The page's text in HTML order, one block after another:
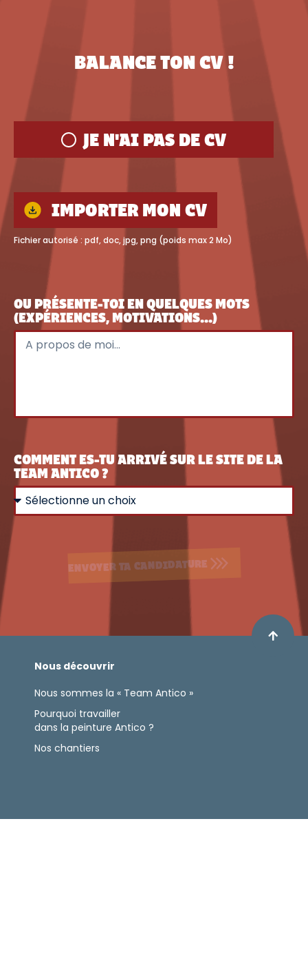
BALANCE TON CV !
JE N'AI PAS DE CV
IMPORTER MON CV
OU PRÉSENTE-TOI EN QUELQUES MOTS
(EXPÉRIENCES, MOTIVATIONS...)
COMMENT ES-TU ARRIVÉ SUR LE SITE DE LA
TEAM ANTICO ?
ENVOYER TA CANDIDATURE
Nous découvrir
Nous sommes la « Team Antico »
Pourquoi travailler
dans la peinture Antico ?
Nos chantiers